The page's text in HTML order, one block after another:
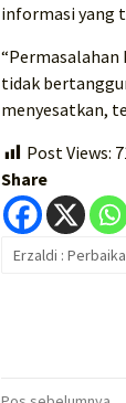
informasi yang
tidak
menyesatkan,
Post Views:
Share
Erzaldi :